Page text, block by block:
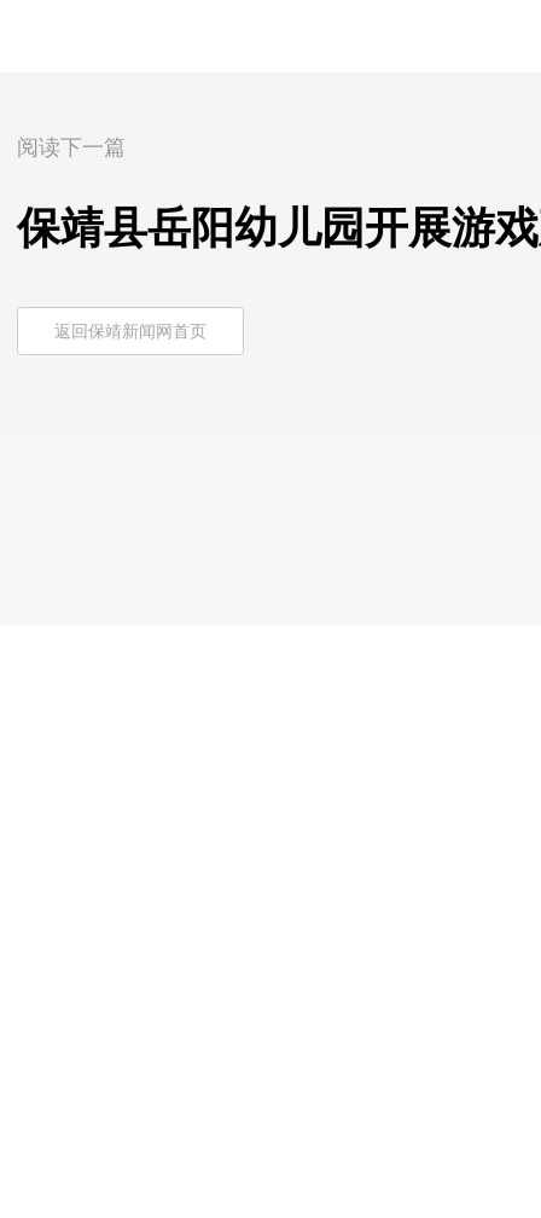
阅读下一篇
保靖县岳阳幼儿园开展游
返回保靖新闻网首页